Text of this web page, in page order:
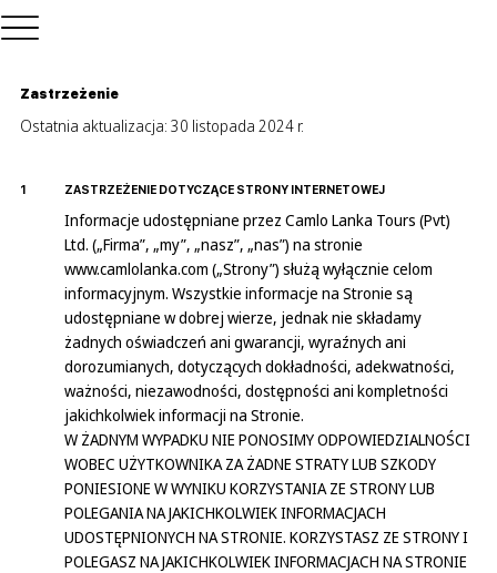
Zastrzeżenie
Ostatnia aktualizacja: 30 listopada 2024 r.
1 ZASTRZEŻENIE DOTYCZĄCE STRONY INTERNETOWEJ
Informacje udostępniane przez Camlo Lanka Tours (Pvt)
Ltd. („Firma”, „my”, „nasz”, „nas”) na stronie
www.camlolanka.com („Strony”) służą wyłącznie celom
informacyjnym. Wszystkie informacje na Stronie są
udostępniane w dobrej wierze, jednak nie składamy
żadnych oświadczeń ani gwarancji, wyraźnych ani
dorozumianych, dotyczących dokładności, adekwatności,
ważności, niezawodności, dostępności ani kompletności
jakichkolwiek informacji na Stronie.
W ŻADNYM WYPADKU NIE PONOSIMY ODPOWIEDZIALNOŚCI
WOBEC UŻYTKOWNIKA ZA ŻADNE STRATY LUB SZKODY
PONIESIONE W WYNIKU KORZYSTANIA ZE STRONY LUB
POLEGANIA NA JAKICHKOLWIEK INFORMACJACH
UDOSTĘPNIONYCH NA STRONIE. KORZYSTASZ ZE STRONY I
POLEGASZ NA JAKICHKOLWIEK INFORMACJACH NA STRONIE